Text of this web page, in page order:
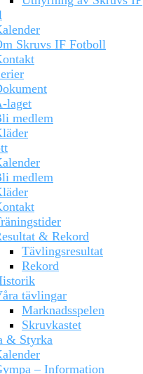
Skruvs IF Fotboll
laget
medlem
medlem
& Rekord
Tävlingsresultat
Rekord
tävlingar
Marknadsspelen
Skruvkastet
& Styrka
– Information